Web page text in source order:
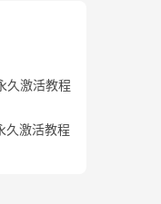
久激活教程
久激活教程